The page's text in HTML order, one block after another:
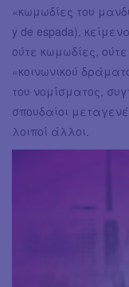
«κωμωδίες του
y de espada),
ούτε κωμωδίες,
«κοινωνικού
του νομίσματος,
σπουδαίοι
λοιποί άλλοι.